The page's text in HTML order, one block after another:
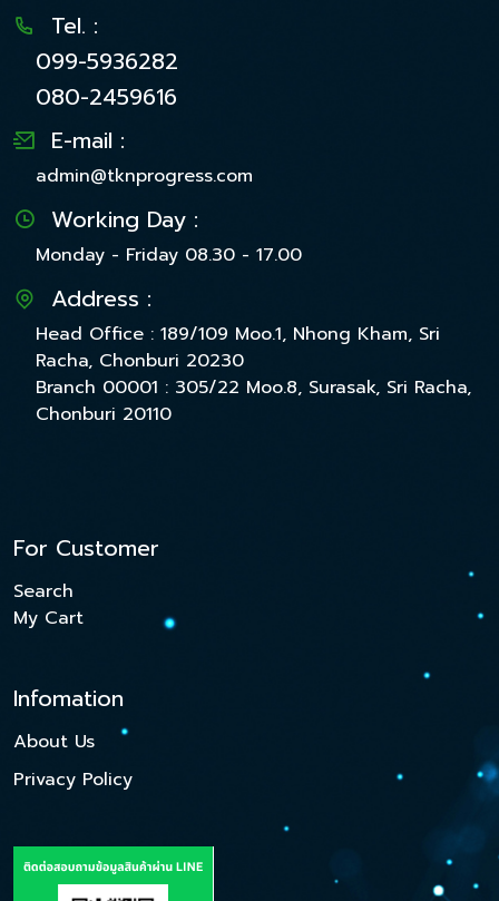
Tel. :
099-5936282
080-2459616
E-mail :
admin@tknprogress.com
Working Day :
Monday - Friday 08.30 - 17.00
Address :
Head Office : 189/109 Moo.1, Nhong Kham, Sri
Racha, Chonburi 20230
Branch 00001 : 305/22 Moo.8, Surasak, Sri Racha,
Chonburi 20110
For Customer
Search
My Cart
Infomation
About Us
Privacy Policy